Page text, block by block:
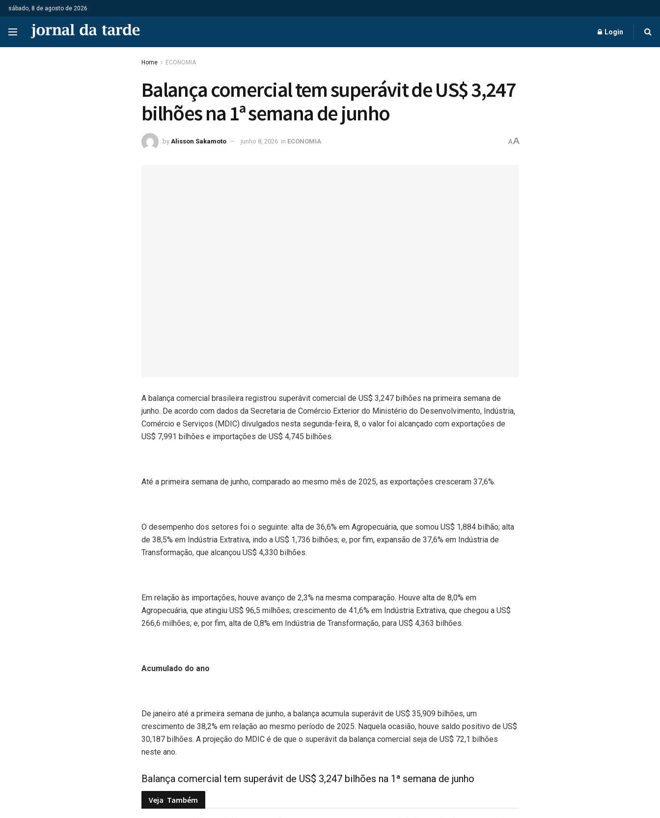
sábado, 8 de agosto de 2026
Login
Home ECONOMIA
Balança comercial tem superávit de US$ 3,247
bilhões na 1ª semana de junho
by Alisson Sakamoto junho 8, 2026 in ECONOMIA AA
A balança comercial brasileira registrou superávit comercial de US$ 3,247 bilhões na primeira semana de
junho. De acordo com dados da Secretaria de Comércio Exterior do Ministério do Desenvolvimento, Indústria,
Comércio e Serviços (MDIC) divulgados nesta segunda-feira, 8, o valor foi alcançado com exportações de
US$ 7,991 bilhões e importações de US$ 4,745 bilhões.
Até a primeira semana de junho, comparado ao mesmo mês de 2025, as exportações cresceram 37,6%.
O desempenho dos setores foi o seguinte: alta de 36,6% em Agropecuária, que somou US$ 1,884 bilhão; alta
de 38,5% em Indústria Extrativa, indo a US$ 1,736 bilhões; e, por fim, expansão de 37,6% em Indústria de
Transformação, que alcançou US$ 4,330 bilhões.
Em relação às importações, houve avanço de 2,3% na mesma comparação. Houve alta de 8,0% em
Agropecuária, que atingiu US$ 96,5 milhões; crescimento de 41,6% em Indústria Extrativa, que chegou a US$
266,6 milhões; e, por fim, alta de 0,8% em Indústria de Transformação, para US$ 4,363 bilhões.
Acumulado do ano
De janeiro até a primeira semana de junho, a balança acumula superávit de US$ 35,909 bilhões, um
crescimento de 38,2% em relação ao mesmo período de 2025. Naquela ocasião, houve saldo positivo de US$
30,187 bilhões. A projeção do MDIC é de que o superávit da balança comercial seja de US$ 72,1 bilhões
neste ano.
Balança comercial tem superávit de US$ 3,247 bilhões na 1ª semana de junho
Veja Também